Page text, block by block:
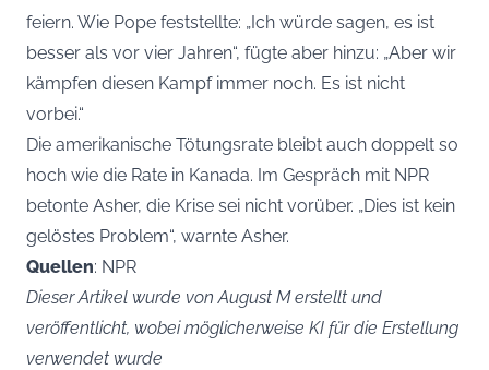
feiern. Wie Pope feststellte: „Ich würde sagen, es ist
besser als vor vier Jahren“, fügte aber hinzu: „Aber wir
kämpfen diesen Kampf immer noch. Es ist nicht
vorbei.“
Die amerikanische Tötungsrate bleibt auch doppelt so
hoch wie die Rate in Kanada. Im Gespräch mit NPR
betonte Asher, die Krise sei nicht vorüber. „Dies ist kein
gelöstes Problem“, warnte Asher.
Quellen: NPR
Dieser Artikel wurde von August M erstellt und
veröffentlicht, wobei möglicherweise KI für die Erstellung
verwendet wurde